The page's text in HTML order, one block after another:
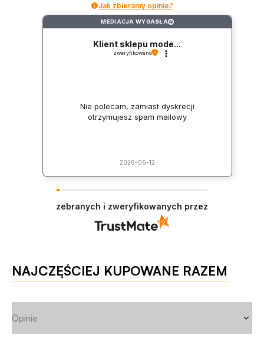
Jak zbieramy opinie?
MEDIACJA WYGASŁA ?
Klient sklepu mode...
zweryfikowano
Nie polecam, zamiast dyskrecji
otrzymujesz spam mailowy
2026-06-12
zebranych i zweryfikowanych przez
NAJCZĘŚCIEJ KUPOWANE RAZEM
Opinie